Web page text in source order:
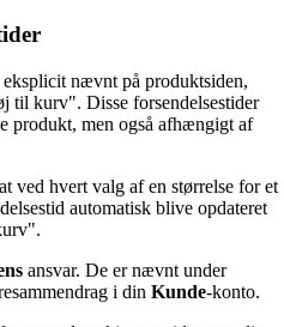
nævnt på produktsiden,
til kurv". Disse forsendelsestider
produkt, men også afhængigt af
ved hvert valg af en størrelse for et
automatisk blive opdateret
ansvar. De er nævnt under
i din Kunde-konto.